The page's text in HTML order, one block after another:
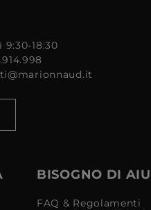
18:30
BISOGNO DI
FAQ & Regolamenti